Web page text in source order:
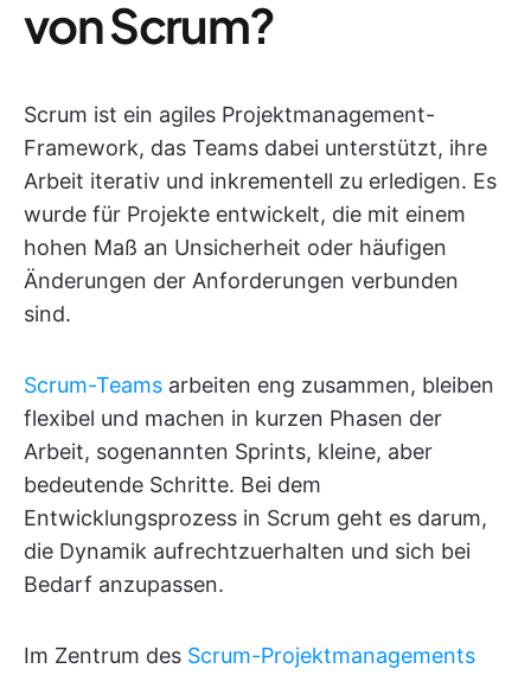
von Scrum?
Scrum ist ein agiles Projektmanagement-
Framework, das Teams dabei unterstützt, ihre
Arbeit iterativ und inkrementell zu erledigen. Es
wurde für Projekte entwickelt, die mit einem
hohen Maß an Unsicherheit oder häufigen
Änderungen der Anforderungen verbunden
sind.
Scrum-Teams arbeiten eng zusammen, bleiben
flexibel und machen in kurzen Phasen der
Arbeit, sogenannten Sprints, kleine, aber
bedeutende Schritte. Bei dem
Entwicklungsprozess in Scrum geht es darum,
die Dynamik aufrechtzuerhalten und sich bei
Bedarf anzupassen.
Im Zentrum des Scrum-Projektmanagements